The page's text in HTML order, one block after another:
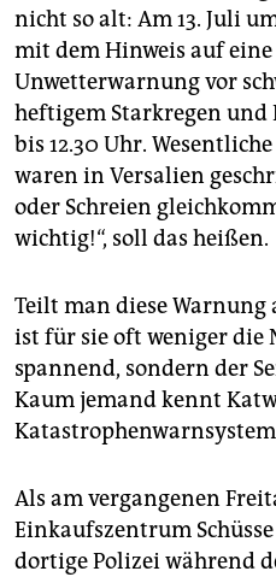
abo
genossenschaft
epaper login
nicht so alt: Am 13. Juli
mit dem Hinweis auf
Unwetterwarnung vor
heftigem Starkregen und
bis 12.30 Uhr.
waren in Versalien
oder Schreien
wichtig!“, soll das heißen.
Teilt man diese
ist für sie oft weniger die
spannend, sondern der
Kaum jemand kennt
Als am vergangenen
Einkaufszentrum
dortige Polizei während